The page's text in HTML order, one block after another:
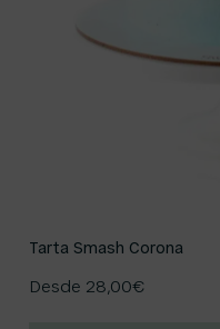
Tarta Smash Corona
Desde 28,00€